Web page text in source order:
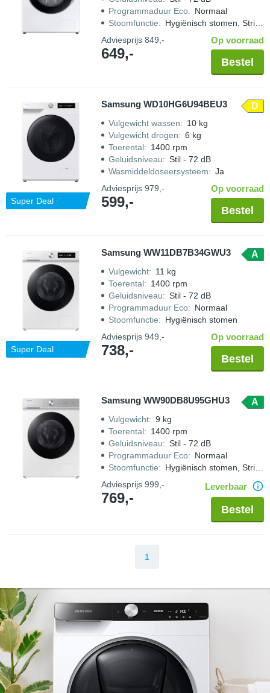
Programmaduur Eco: Normaal
Stoomfunctie: Hygiënisch stomen, Strijkwerk verminderen
Adviesprijs 849,-
649,-
Op voorraad
Bestel
Super Deal
Samsung WD10HG6U94BEU3 D
Vulgewicht wassen: 10 kg
Vulgewicht drogen: 6 kg
Toerental: 1400 rpm
Geluidsniveau: Stil - 72 dB
Wasmiddeldoseersysteem: Ja
Adviesprijs 979,-
599,-
Op voorraad
Bestel
Super Deal
Samsung WW11DB7B34GWU3 A
Vulgewicht: 11 kg
Toerental: 1400 rpm
Geluidsniveau: Stil - 72 dB
Programmaduur Eco: Normaal
Stoomfunctie: Hygiënisch stomen
Adviesprijs 949,-
738,-
Op voorraad
Bestel
Samsung WW90DB8U95GHU3 A
Vulgewicht: 9 kg
Toerental: 1400 rpm
Geluidsniveau: Stil - 72 dB
Programmaduur Eco: Normaal
Stoomfunctie: Hygiënisch stomen, Strijkwerk verminderen
Adviesprijs 999,-
769,-
Leverbaar
Bestel
1